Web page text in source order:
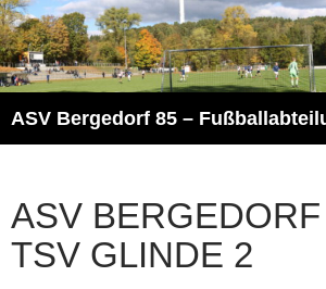
Zum
Inhalt
springen
ASV Bergedorf 85 –
ASV
TSV GLINDE 2